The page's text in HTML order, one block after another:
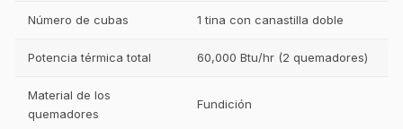
Número de cubas 1 tina con canastilla doble
Potencia térmica total 60,000 Btu/hr (2 quemadores)
Material de los
quemadores
Fundición